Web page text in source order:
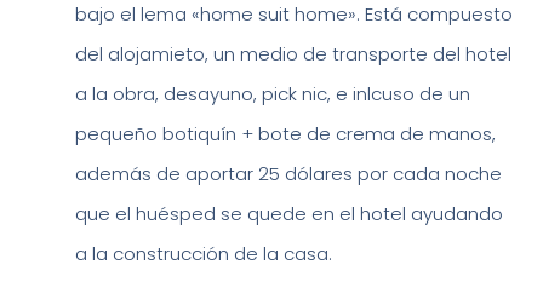
bajo el lema «home suit home». Está compuesto
del alojamieto, un medio de transporte del hotel
a la obra, desayuno, pick nic, e inlcuso de un
pequeño botiquín + bote de crema de manos,
además de aportar 25 dólares por cada noche
que el huésped se quede en el hotel ayudando
a la construcción de la casa.